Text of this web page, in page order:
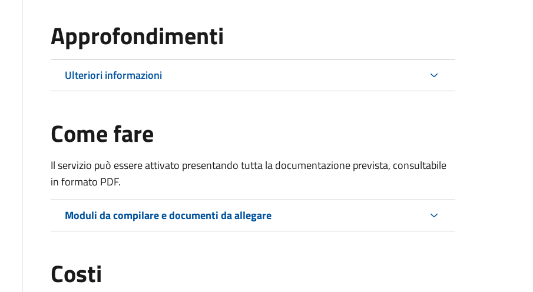
Approfondimenti
Ulteriori informazioni
Come fare
Il servizio può essere attivato presentando tutta la documentazione prevista, consultabile
in formato PDF.
Moduli da compilare e documenti da allegare
Costi